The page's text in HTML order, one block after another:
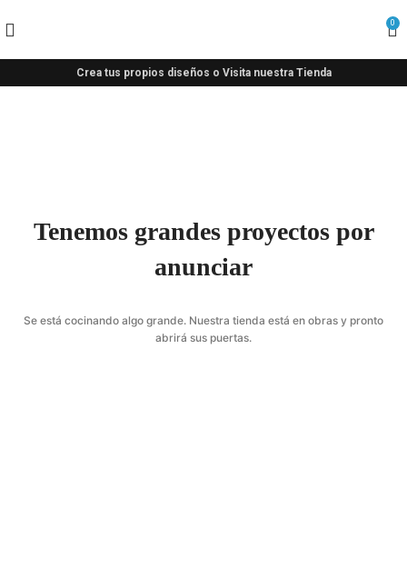
0
Crea tus propios diseños o Visita nuestra Tienda
Tenemos grandes proyectos por
anunciar
Se está cocinando algo grande. Nuestra tienda está en obras y pronto
abrirá sus puertas.